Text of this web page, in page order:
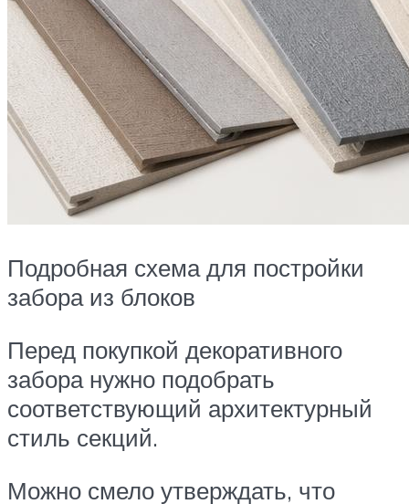
Подробная схема для постройки
забора из блоков
Перед покупкой декоративного
забора нужно подобрать
соответствующий архитектурный
стиль секций.
Можно смело утверждать, что